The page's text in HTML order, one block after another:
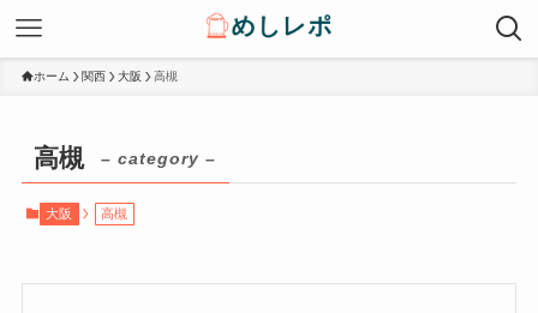
ホーム 関西 大阪 高槻
高槻 – category –
大阪 高槻